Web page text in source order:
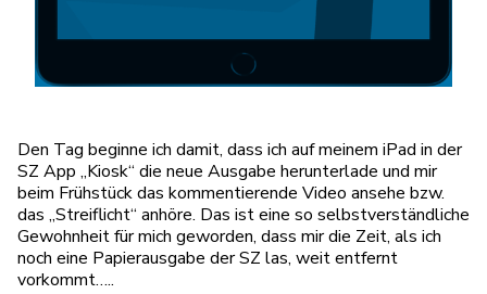
Den Tag beginne ich damit, dass ich auf meinem iPad in der
SZ App „Kiosk“ die neue Ausgabe herunterlade und mir
beim Frühstück das kommentierende Video ansehe bzw.
das „Streiflicht“ anhöre. Das ist eine so selbstverständliche
Gewohnheit für mich geworden, dass mir die Zeit, als ich
noch eine Papierausgabe der SZ las, weit entfernt
vorkommt…..